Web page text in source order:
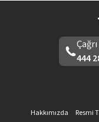
444
Hakkımızda Resmi